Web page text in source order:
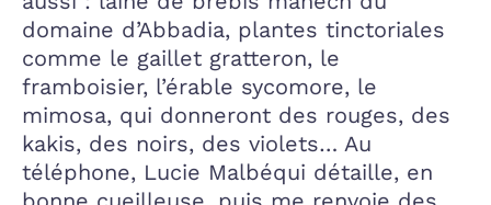
domaine d’Abbadia, plantes tinctoriales
comme le gaillet gratteron, le
framboisier, l’érable sycomore, le
mimosa, qui donneront des rouges, des
kakis, des noirs, des violets… Au
téléphone, Lucie Malbéqui détaille, en